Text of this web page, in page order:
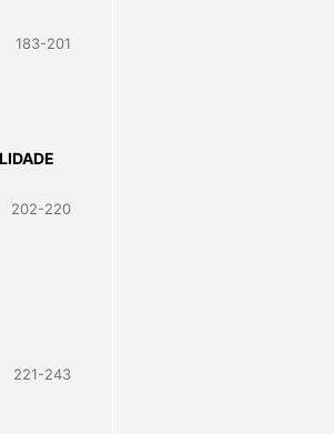
183-201
202-220
221-243